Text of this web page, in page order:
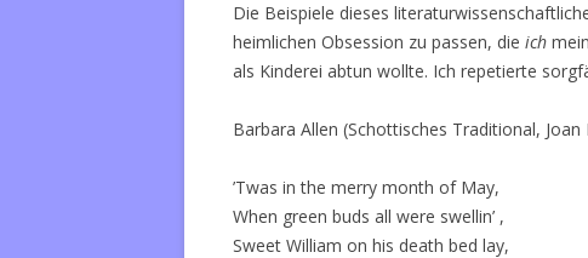
Die Beispiele dieses
heimlichen Obsession zu passen, die ich
als Kinderei abtun wollte. Ich repetierte
Barbara Allen (Schottisches Traditional, Joan
’Twas in the merry month of May,
When green buds all were swellin’ ,
Sweet William on his death bed lay,